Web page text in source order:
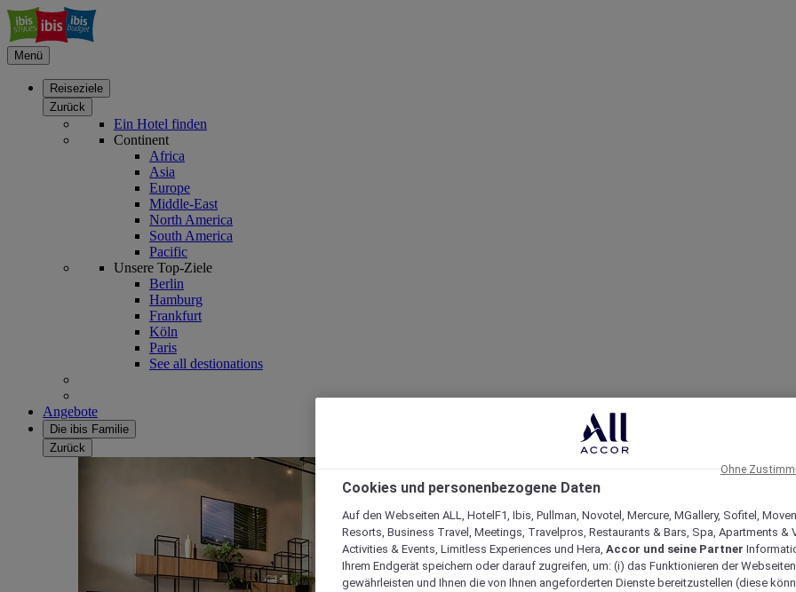
Menü
Reiseziele
Zurück
Ein Hotel finden
Continent
Africa
Asia
Europe
Middle-East
North America
South America
Pacific
Unsere Top-Ziele
Berlin
Hamburg
Frankfurt
Köln
Paris
See all destionations
Angebote
Die ibis Familie
Zurück
Cookies und personenbezogene Daten
Auf den Webseiten ALL, HotelF1, Ibis, Pullman, Novotel, Mercure, MGallery, Sofitel,
Resorts, Business Travel, Meetings, Travelpros, Restaurants & Bars, Spa, Apartments &
Activities & Events, Limitless Experiences und Hera, Accor und seine Partner
Ihrem Endgerät speichern oder darauf zugreifen, um: (i) das Funktionieren der
gewährleisten und Ihnen die von Ihnen angeforderten Dienste bereitzustellen (diese
Ohne